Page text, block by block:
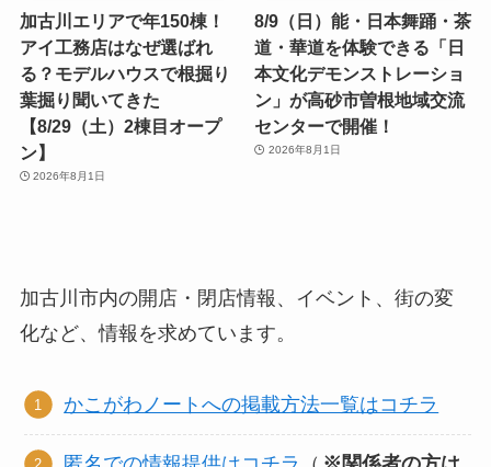
加古川エリアで年150棟！
アイ工務店はなぜ選ばれ
る？モデルハウスで根掘り
葉掘り聞いてきた
【8/29（土）2棟目オープ
ン】
2026年8月1日
8/9（日）能・日本舞踊・茶
道・華道を体験できる「日
本文化デモンストレーショ
ン」が高砂市曽根地域交流
センターで開催！
2026年8月1日
加古川市内の開店・閉店情報、イベント、街の変
化など、情報を求めています。
かこがわノートへの掲載方法一覧はコチラ